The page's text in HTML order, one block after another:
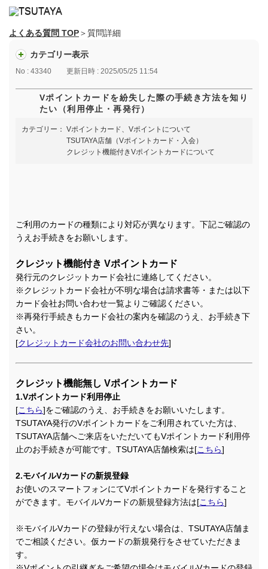
よくある質問 TOP＞質問詳細
カテゴリー表示
No : 43340 更新日時 : 2025/05/25 11:54
Vポイントカードを紛失した際の手続き方法を知り
たい（利用停止・再発行）
カテゴリー： Vポイントカード、Vポイントについて
TSUTAYA店舗（Vポイントカード・入会）
クレジット機能付きVポイントカードについて
ご利用のカードの種類により対応が異なります。下記ご確認の
うえお手続きをお願いします。
クレジット機能付き Vポイントカード
発行元のクレジットカード会社に連絡してください。
※クレジットカード会社が不明な場合は請求書等・または以下
カード会社お問い合わせ一覧よりご確認ください。
※再発行手続きもカード会社の案内を確認のうえ、お手続き下
さい。
[クレジットカード会社のお問い合わせ先]
クレジット機能無し Vポイントカード
1.Vポイントカード利用停止
[こちら]をご確認のうえ、お手続きをお願いいたします。
TSUTAYA発行のVポイントカードをご利用されていた方は、
TSUTAYA店舗へご来店をいただいてもVポイントカード利用停
止のお手続きが可能です。TSUTAYA店舗検索は[こちら]
2.モバイルVカードの新規登録
お使いのスマートフォンにてVポイントカードを発行すること
ができます。モバイルVカードの新規登録方法は[こちら]
※モバイルVカードの登録が行えない場合は、TSUTAYA店舗ま
でご相談ください。仮カードの新規発行をさせていただきま
す。